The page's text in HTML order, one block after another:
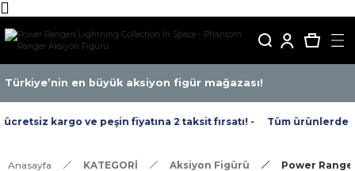
Türkiye’nin en büyük aksiyon figür mağazası!
kargo ve peşin fiyatına 2 taksit fırsatı! - Tüm ürünlerde
Anasayfa KATEGORİ Aksiyon Figürü Power